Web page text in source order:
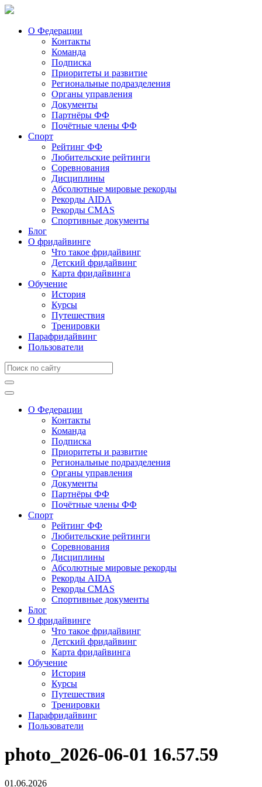
О Федерации
Контакты
Команда
Подписка
Приоритеты и развитие
Региональные подразделения
Органы управления
Документы
Партнёры ФФ
Почётные члены ФФ
Спорт
Рейтинг ФФ
Любительские рейтинги
Соревнования
Дисциплины
Абсолютные мировые рекорды
Рекорды AIDA
Рекорды CMAS
Спортивные документы
Блог
О фридайвинге
Что такое фридайвинг
Детский фридайвинг
Карта фридайвинга
Обучение
История
Курсы
Путешествия
Тренировки
Парафридайвинг
Пользователи
О Федерации
Контакты
Команда
Подписка
Приоритеты и развитие
Региональные подразделения
Органы управления
Документы
Партнёры ФФ
Почётные члены ФФ
Спорт
Рейтинг ФФ
Любительские рейтинги
Соревнования
Дисциплины
Абсолютные мировые рекорды
Рекорды AIDA
Рекорды CMAS
Спортивные документы
Блог
О фридайвинге
Что такое фридайвинг
Детский фридайвинг
Карта фридайвинга
Обучение
История
Курсы
Путешествия
Тренировки
Парафридайвинг
Пользователи
photo_2026-06-01 16.57.59
01.06.2026